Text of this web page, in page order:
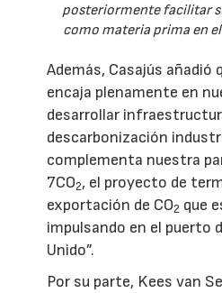
posteriormente facilitar
como materia prima en
Además, Casajús añadió
encaja plenamente en
desarrollar
descarbonización
complementa nuestra
7CO2, el proyecto de
exportación de CO2 que
impulsando en el puerto
Unido”.
Por su parte, Kees van